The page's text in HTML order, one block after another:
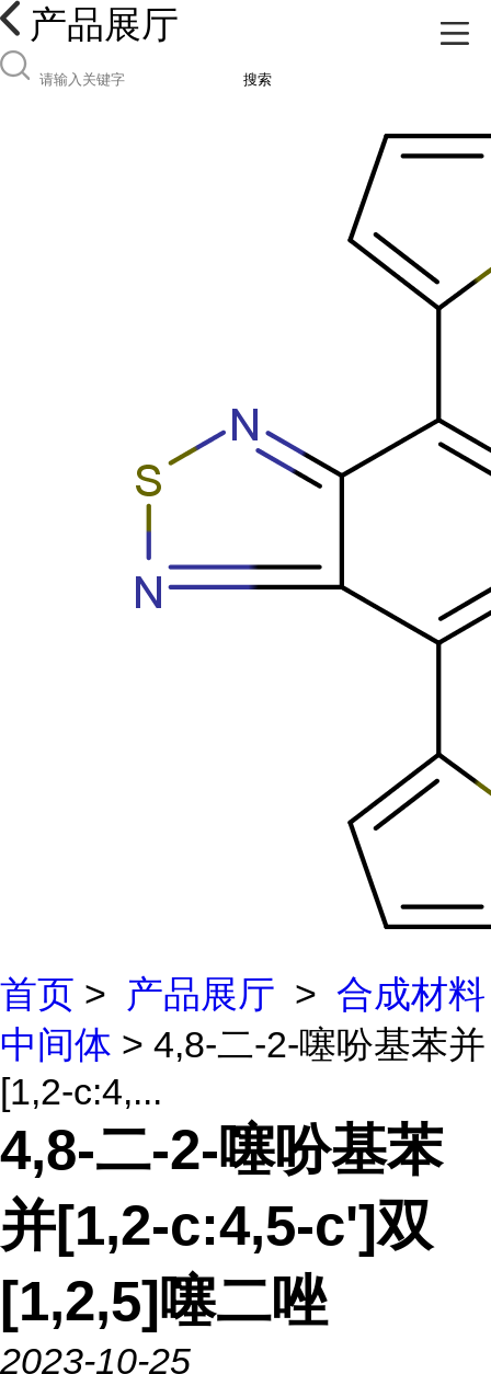
产品展厅
搜索
首页 > 产品展厅 > 合成材料
中间体 > 4,8-二-2-噻吩基苯并
[1,2-c:4,...
4,8-二-2-噻吩基苯
并[1,2-c:4,5-c']双
[1,2,5]噻二唑
2023-10-25